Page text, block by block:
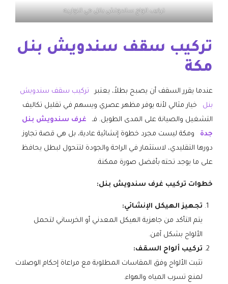
تركيب الواح ساندوتش بانل حي النواريه
تركيب سقف سندويش بنل
مكة
عندما يقرر السقف أن يصبح بطلاً، يعتبر
تركيب سقف سندويش
بنل
خيار مثالي لأنه يوفر مظهر عصري ويسهم في تقليل تكاليف
التشغيل والصيانة على المدى الطويل. فـ
غرف سندويش بنل
جدة
ومكة ليست مجرد خطوة إنشائية عادية، بل هي قصة تجاوز
دورها التقليدي، لاستثمار في الراحة والجودة لتتحول لبطل يحافظ
على ما يوجد تحته بأفضل صورة ممكنة.
خطوات تركيب غرف سندويش بنل:
تجهيز الهيكل الإنشائي:
يتم التأكد من جاهزية الهيكل المعدني أو الخرساني لتحمل
الألواح بشكل آمن.
تركيب ألواح السقف:
تثبت الألواح وفق المقاسات المطلوبة مع مراعاة إحكام الوصلات
لمنع تسرب المياه والهواء.